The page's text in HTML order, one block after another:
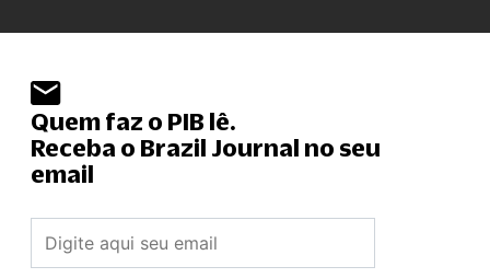
Quem faz o PIB lê.
Receba o Brazil Journal no seu
email